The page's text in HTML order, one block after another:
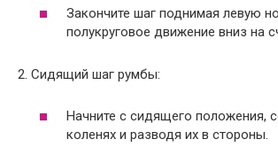
Закончите шаг поднимая левую
полукруговое движение вниз на
2. Сидящий шаг румбы:
Начните с сидящего положения,
коленях и разводя их в стороны.